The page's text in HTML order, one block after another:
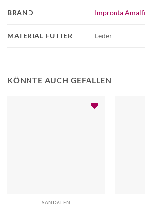
MATERIAL FUTTER Leder
BRAND Impronta Amalfi
KÖNNTE AUCH GEFALLEN
SANDALEN